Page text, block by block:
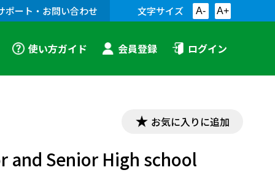
ポート・お問い合わせ 文字サイズ A- A+
使い方ガイド 会員登録 ログイン
お気に入りに追加
Senior High school